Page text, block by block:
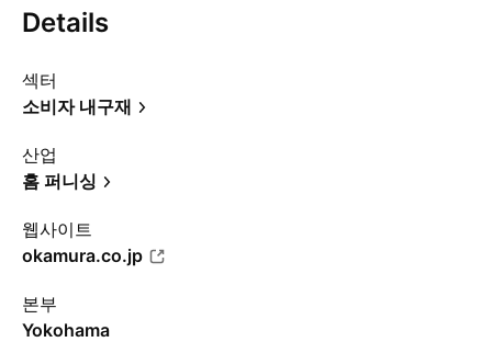
Details
섹터
소비자 내구재
산업
홈 퍼니싱
웹사이트
okamura.co.jp
본부
Yokohama